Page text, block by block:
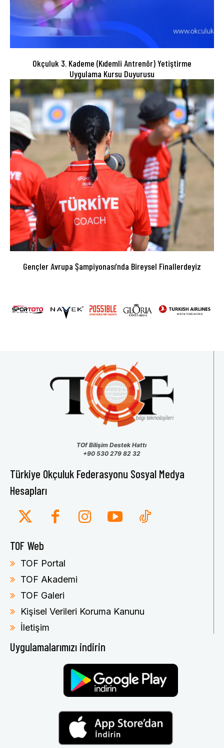
Okçuluk 3. Kademe (Kıdemli Antrenör) Yetiştirme
Uygulama Kursu Duyurusu
Gençler Avrupa Şampiyonası’nda Bireysel Finallerdeyiz
TOf Bilişim Destek Hattı
+90 530 279 82 32
Türkiye Okçuluk Federasyonu Sosyal Medya
Hesapları
TOF Web
TOF Portal
TOF Akademi
TOF Galeri
Kişisel Verileri Koruma Kanunu
İletişim
Uygulamalarımızı indirin